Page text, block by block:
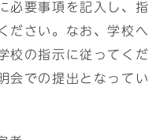
必要事項を記入し、指
ださい。なお、学校へ
校の指示に従ってくだ
会での提出となってい